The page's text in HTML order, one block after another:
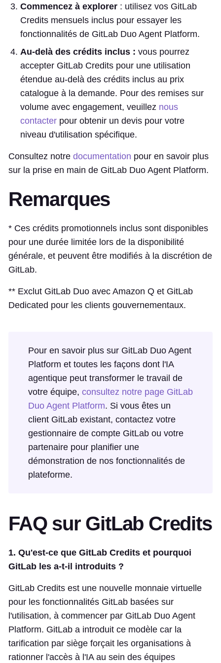
Commencez à explorer : utilisez vos GitLab
Credits mensuels inclus pour essayer les
fonctionnalités de GitLab Duo Agent Platform.
Au-delà des crédits inclus : vous pourrez
accepter GitLab Credits pour une utilisation
étendue au-delà des crédits inclus au prix
catalogue à la demande. Pour des remises sur
volume avec engagement, veuillez nous
contacter pour obtenir un devis pour votre
niveau d'utilisation spécifique.
Consultez notre documentation pour en savoir plus
sur la prise en main de GitLab Duo Agent Platform.
Remarques
* Ces crédits promotionnels inclus sont disponibles
pour une durée limitée lors de la disponibilité
générale, et peuvent être modifiés à la discrétion de
GitLab.
** Exclut GitLab Duo avec Amazon Q et GitLab
Dedicated pour les clients gouvernementaux.
Pour en savoir plus sur GitLab Duo Agent
Platform et toutes les façons dont l'IA
agentique peut transformer le travail de
votre équipe, consultez notre page GitLab
Duo Agent Platform. Si vous êtes un
client GitLab existant, contactez votre
gestionnaire de compte GitLab ou votre
partenaire pour planifier une
démonstration de nos fonctionnalités de
plateforme.
FAQ sur GitLab Credits
1. Qu'est-ce que GitLab Credits et pourquoi
GitLab les a-t-il introduits ?
GitLab Credits est une nouvelle monnaie virtuelle
pour les fonctionnalités GitLab basées sur
l'utilisation, à commencer par GitLab Duo Agent
Platform. GitLab a introduit ce modèle car la
tarification par siège forçait les organisations à
rationner l'accès à l'IA au sein des équipes